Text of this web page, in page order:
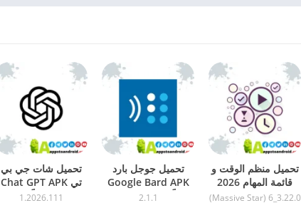
تحميل منظم الوقت و
قائمة المهام 2026
Time Planner3.22.0_6 (Massive Star)
تحميل جوجل بارد
Google Bard APK
مجاناً 2026 للاندرويد –2.1.1
تحميل شات جي بي
تي Chat GPT APK
مهكر مجاناً 20261.2026.111